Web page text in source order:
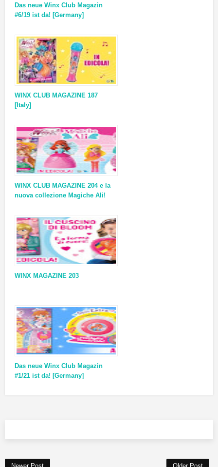
Das neue Winx Club Magazin
#6/19 ist da! [Germany]
WINX CLUB MAGAZINE 187
[Italy]
WINX CLUB MAGAZINE 204 e la
nuova collezione Magiche Ali!
WINX MAGAZINE 203
Das neue Winx Club Magazin
#1/21 ist da! [Germany]